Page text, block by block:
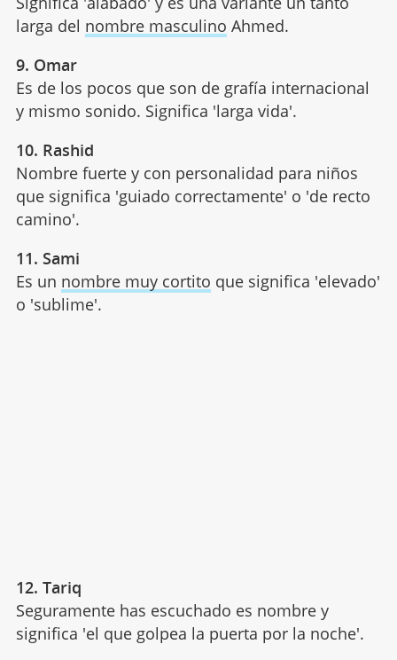
larga del nombre masculino Ahmed.
9. Omar
Es de los pocos que son de grafía internacional
y mismo sonido. Significa 'larga vida'.
10. Rashid
Nombre fuerte y con personalidad para niños
que significa 'guiado correctamente' o 'de recto
camino'.
11. Sami
Es un nombre muy cortito que significa 'elevado'
o 'sublime'.
12. Tariq
Seguramente has escuchado es nombre y
significa 'el que golpea la puerta por la noche'.